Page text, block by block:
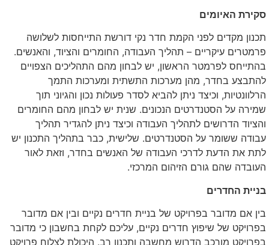
סקירת האיומים
תכנון מקדים לפני הקמת חדר נקי דורשת התייחסות לשלושה
פרמטרים עיקריים – תהליך העבודה, החומרים והציוד, והאנשים.
בהתייחס לפרמטר הראשון, יש לבחון מהם התהליכים הצפויים
להתבצע בחדר, מהן מערכות התשתית ומערכות התמך
הרלוונטיות, וכיצד ניתן להביא לסדר פעולות נכון והגיוני תוך
שמירה על הסטנדרטים הנכונים. שנית יש לבחון מהם החומרים
והציוד הדרושים לתהליך העבודה וכיצד ניתן להגדיר תהליך
עבודה ששומר על הסטנדרטים. שלישית, כבר בתהליך התכנון יש
לתת את הדעת לדרכי העבודה של האנשים בחדר, וזאת לאור
העובדה שהם גורם הזיהום המרכזי.
בניית החדרים
בין אם מדובר בפרויקט של בניית חדרים נקיים ובין אם מדובר
בפרויקט של שיפוץ חדרים נקיים, עליכם לקחת בחשבון כי מדובר
בפרויקט מורכב הדרוש מחשבה ותכנון רב. היכולת לצלוח פרויקט